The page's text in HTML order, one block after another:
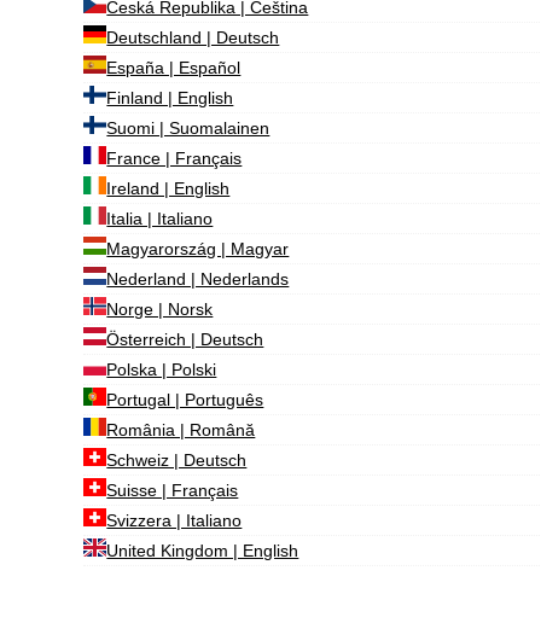
Česká Republika | Čeština
Deutschland | Deutsch
España | Español
Finland | English
Suomi | Suomalainen
France | Français
Ireland | English
Italia | Italiano
Magyarország | Magyar
Nederland | Nederlands
Norge | Norsk
Österreich | Deutsch
Polska | Polski
Portugal | Português
România | Română
Schweiz | Deutsch
Suisse | Français
Svizzera | Italiano
United Kingdom | English